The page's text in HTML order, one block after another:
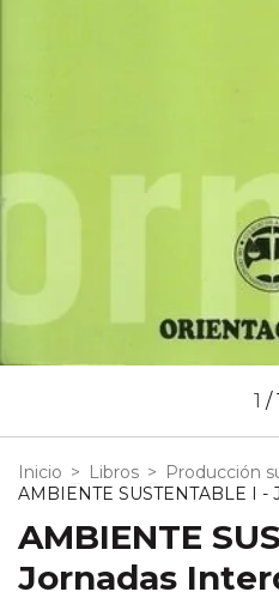
1 /
Inicio > Libros > Producción
AMBIENTE SUSTENTABLE I -
AMBIENTE
Jornadas